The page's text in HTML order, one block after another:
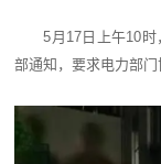
5月17日上午10
部通知，要求电力部